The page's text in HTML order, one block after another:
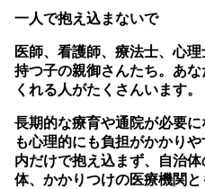
一人で抱え込まないで
医師、看護師、療法士、心
持つ子の親御さんたち。あ
くれる人がたくさんいます。
長期的な療育や通院が必要
も心理的にも負担がかかり
内だけで抱え込まず、自治
体、かかりつけの医療機関